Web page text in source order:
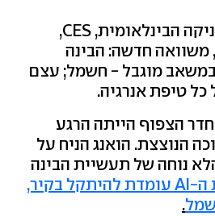
בתערוכת האלקטרוניקה הבינלאומית, CES,
חדשה: הבינה
מוגבל - חשמל; עצם
כל טיפת אנרגיה.
הצפוף הייתה הרגע
הנוצצת. הואנג הניח על
נוחה של תעשיית הבינה
מסיבת ה-AI עומדת להיתקל בקיר,
.